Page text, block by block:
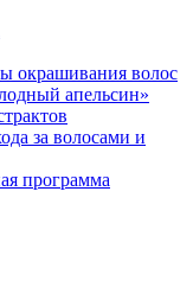
окрашивания волос
апельсин»
за волосами и
программа